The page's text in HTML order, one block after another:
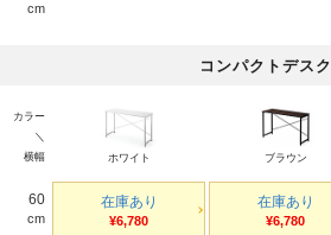
cm
コンパクトデスク
カラー
＼
横幅
ホワイト ブラウン
60
cm
在庫あり
¥6,780
在庫あり
¥6,780